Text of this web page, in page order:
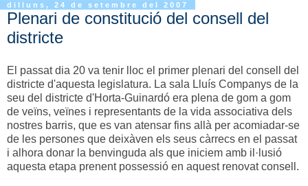
dilluns, 24 de setembre del 2007
Plenari de constitució del consell del
districte
El passat dia 20 va tenir lloc el primer plenari del consell del
districte d'aquesta legislatura. La sala Lluís Companys de la
seu del districte d'Horta-Guinardó era plena de gom a gom
de veïns, veïnes i representants de la vida associativa dels
nostres barris, que es van atensar fins allà per acomiadar-se
de les persones que deixàven els seus càrrecs en el passat
i alhora donar la benvinguda als que iniciem amb il·lusió
aquesta etapa prenent possessió en aquest renovat consell.